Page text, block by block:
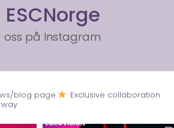
ESCNorge
oss på Instagram
blog page
Exclusive collaboration